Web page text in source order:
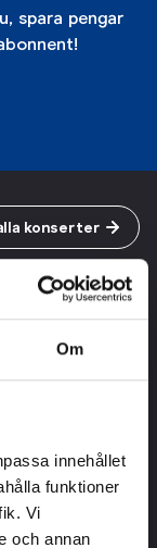
Om
innehållet
funktioner
Vi
och annan
spara pengar
konserter